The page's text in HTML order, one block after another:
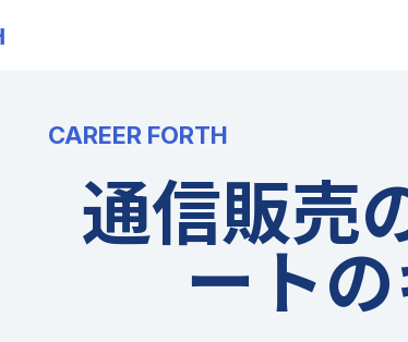
CAREER FORTH
通信販売
ート